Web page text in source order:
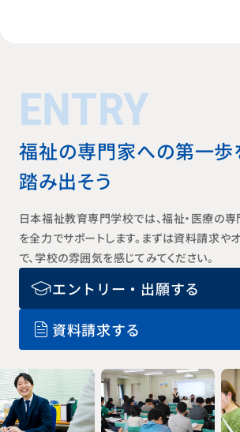
ENTRY
福祉の専門家への第一歩
踏み出そう
日本福祉教育専門学校では、福祉・医療の
を全力でサポートします。まずは資料請求や
で、学校の雰囲気を感じてみてください。
エントリー・出願する
資料請求する